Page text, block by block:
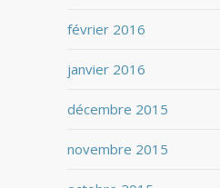
février 2016
janvier 2016
décembre 2015
novembre 2015